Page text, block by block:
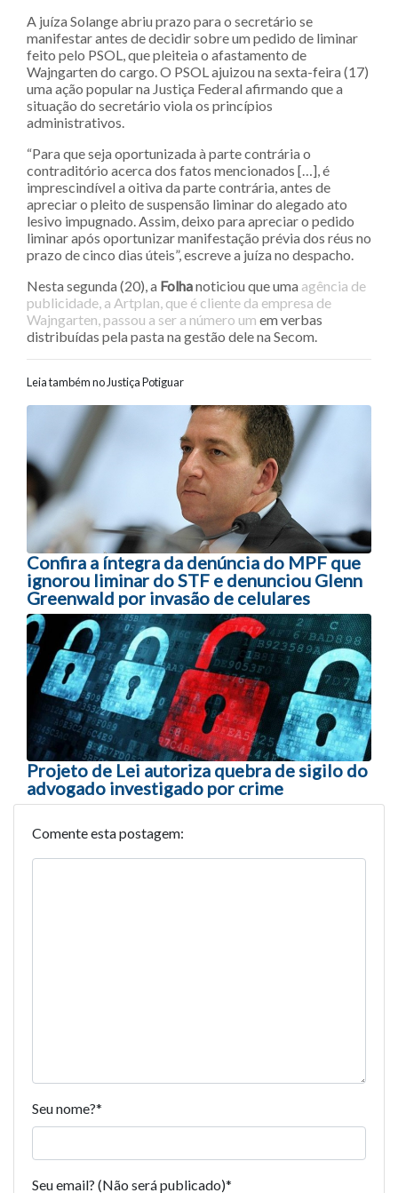
A juíza Solange abriu prazo para o secretário se
manifestar antes de decidir sobre um pedido de liminar
feito pelo PSOL, que pleiteia o afastamento de
Wajngarten do cargo. O PSOL ajuizou na sexta-feira (17)
uma ação popular na Justiça Federal afirmando que a
situação do secretário viola os princípios
administrativos.
“Para que seja oportunizada à parte contrária o
contraditório acerca dos fatos mencionados […], é
imprescindível a oitiva da parte contrária, antes de
apreciar o pleito de suspensão liminar do alegado ato
lesivo impugnado. Assim, deixo para apreciar o pedido
liminar após oportunizar manifestação prévia dos réus no
prazo de cinco dias úteis”, escreve a juíza no despacho.
Nesta segunda (20), a Folhanoticiou que uma agência de
publicidade, a Artplan, que é cliente da empresa de
Wajngarten, passou a ser a número um em verbas
distribuídas pela pasta na gestão dele na Secom.
Leia também no Justiça Potiguar
Navegação entre posts
Confira a íntegra da denúncia do MPF que
ignorou liminar do STF e denunciou Glenn
Greenwald por invasão de celulares
Projeto de Lei autoriza quebra de sigilo do
advogado investigado por crime
Comente esta postagem:
Seu nome?*
Seu email? (Não será publicado)*